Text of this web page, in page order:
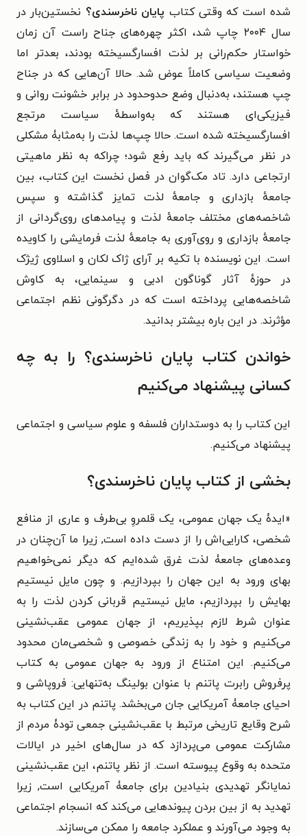
شده است که وقتی کتاب پایان ناخرسندی؟ نخستین‌بار در
سال ۲۰۰۴ چاپ شد، اکثر چهره‌های جناح راست آن زمان
خواستار حکم‌رانی بر لذت افسارگسیخته بودند، بعدتر اما
وضعیت سیاسی کاملاً عوض شد. حالا آن‌هایی که در جناح
چپ هستند، به‌دنبال وضع حدوحدود در برابر خشونت روانی و
فیزیکی‌ای هستند که به‌واسطهٔ سیاست مرتجع
افسارگسیخته شده است. حالا چپ‌ها لذت را به‌مثابۀ مشکلی
در نظر می‌گیرند که باید رفع شود؛ چراکه به نظر ماهیتی
ارتجاعی دارد. تاد مک‌گوان در فصل نخست این کتاب، بین
جامعهٔ بازداری و جامعهٔ لذت تمایز گذاشته و سپس
شاخصه‌های مختلف جامعهٔ لذت و پیامدهای روی‌گردانی از
جامعهٔ بازداری و روی‌آوری به جامعهٔ لذت فرمایشی را کاویده
است. این نویسنده با تکیه بر آرای ژاک لکان و اسلاوی ژیژک
در حوزهٔ آثار گوناگون ادبی و سینمایی، به کاوش
شاخصه‌هایی پرداخته است که در دگرگونی نظم اجتماعی
مؤثرند. در این باره بیشتر بدانید.
خواندن کتاب پایان ناخرسندی؟ را به چه
کسانی پیشنهاد می‌کنیم
این کتاب را به دوستداران فلسفه و علوم سیاسی و اجتماعی
پیشنهاد می‌کنیم.
بخشی از کتاب پایان ناخرسندی؟
«ایدۀ یک جهان عمومی، یک قلمروِ بی‌طرف و عاری از منافع
شخصی، کارایی‌اش را از دست داده است, زیرا ما آن‌چنان در
وعده‌های جامعۀ لذت غرق شده‌ایم که دیگر نمی‌خواهیم
بهای ورود به این جهان را بپردازیم. و چون مایل نیستیم
بهایش را بپردازیم، مایل نیستیم قربانی کردن لذت را به
عنوان شرط لازم بپذیریم، از جهان عمومی عقب‌نشینی
می‌کنیم و خود را به زندگی خصوصی و شخصی‌مان محدود
می‌کنیم. این امتناع از ورود به جهان عمومی به کتاب
پرفروش رابرت پاتنم با عنوان بولینگ به‌تنهایی: فروپاشی و
احیای جامعۀ آمریکایی جان می‌بخشد. پاتنم در این کتاب به
شرح وقایع تاریخی مرتبط با عقب‌نشینی جمعی تودۀ مردم از
مشارکت عمومی می‌پردازد که در سال‌های اخیر در ایالات
متحده به وقوع پیوسته است. از نظر پاتنم، این عقب‌نشینی
نمایانگر تهدیدی بنیادین برای جامعۀ آمریکایی است, زیرا
تهدید به از بین بردن پیوندهایی می‌کند که انسجام اجتماعی
به وجود می‌آورند و عملکرد جامعه را ممکن می‌سازند.